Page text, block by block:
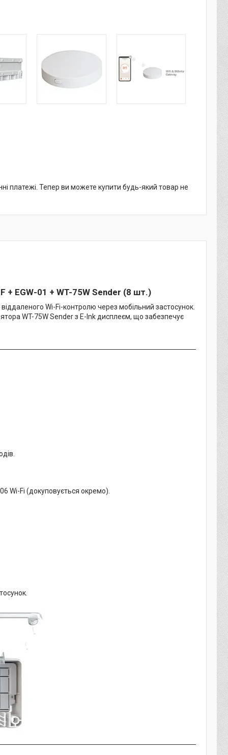
платежі. Тепер ви можете купити будь-який товар не
+ EGW-01 + WT-75W Sender (8 шт.)
Wi-Fi-контролю через мобільний застосунок.
WT-75W Sender з E-Ink дисплеєм, що забезпечує
Wi-Fi (докуповується окремо).